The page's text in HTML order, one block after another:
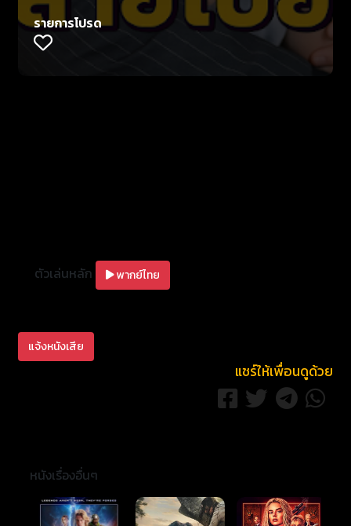
รายการโปรด
ตัวเล่นหลัก พากย์ไทย
แจ้งหนังเสีย
แชร์ให้เพื่อนดูด้วย
หนังเรื่องอื่นๆ